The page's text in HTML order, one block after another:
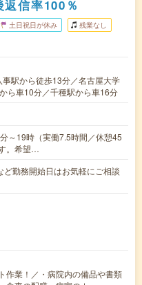
返信率100％
土日祝日が休み 残業なし
駅から徒歩13分／名古屋大学
ら車10分／千種駅から車16分
～19時（実働7.5時間／休憩45
。希望…
勤務開始日はお気軽にご相談
作業！／・病院内の備品や書類